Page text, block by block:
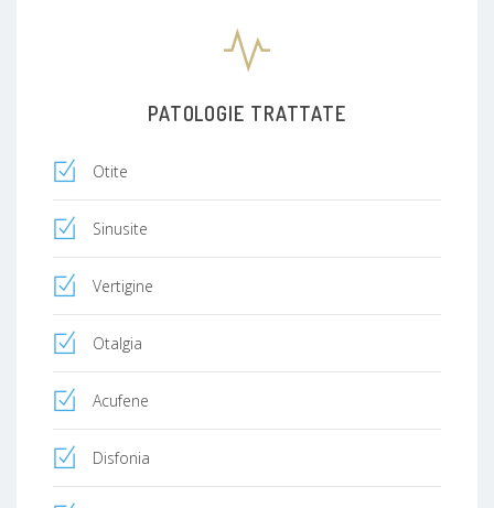
PATOLOGIE TRATTATE
Otite
Sinusite
Vertigine
Otalgia
Acufene
Disfonia